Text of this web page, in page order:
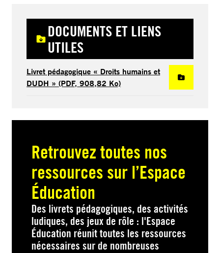
DOCUMENTS ET LIENS
UTILES
Livret pédagogique « Droits humains et
DUDH » (PDF, 908,82 Ko)
Retrouvez toutes nos
ressources sur l’Espace
Éducation
Des livrets pédagogiques, des activités
ludiques, des jeux de rôle : l'Espace
Éducation réunit toutes les ressources
nécessaires sur de nombreuses